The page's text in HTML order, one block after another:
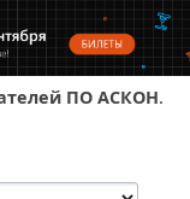
ПО АСКОН.